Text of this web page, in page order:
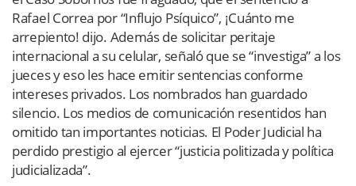
Rafael Correa por “Influjo Psíquico”, ¡Cuánto me
arrepiento! dijo. Además de solicitar peritaje
internacional a su celular, señaló que se “investiga” a los
jueces y eso les hace emitir sentencias conforme
intereses privados. Los nombrados han guardado
silencio. Los medios de comunicación resentidos han
omitido tan importantes noticias. El Poder Judicial ha
perdido prestigio al ejercer “justicia politizada y política
judicializada”.